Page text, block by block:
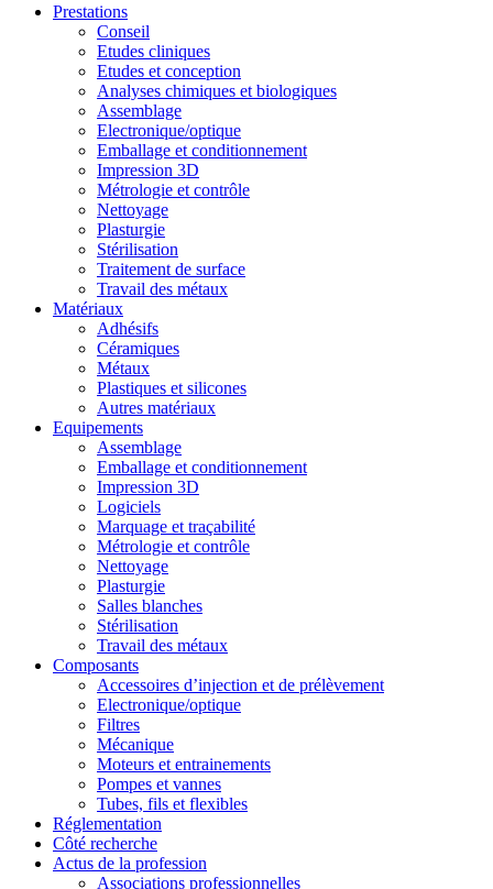
Prestations
Conseil
Etudes cliniques
Etudes et conception
Analyses chimiques et biologiques
Assemblage
Electronique/optique
Emballage et conditionnement
Impression 3D
Métrologie et contrôle
Nettoyage
Plasturgie
Stérilisation
Traitement de surface
Travail des métaux
Matériaux
Adhésifs
Céramiques
Métaux
Plastiques et silicones
Autres matériaux
Equipements
Assemblage
Emballage et conditionnement
Impression 3D
Logiciels
Marquage et traçabilité
Métrologie et contrôle
Nettoyage
Plasturgie
Salles blanches
Stérilisation
Travail des métaux
Composants
Accessoires d’injection et de prélèvement
Electronique/optique
Filtres
Mécanique
Moteurs et entrainements
Pompes et vannes
Tubes, fils et flexibles
Réglementation
Côté recherche
Actus de la profession
Associations professionnelles